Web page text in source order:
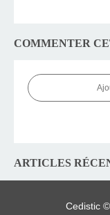
COMMENTER
ARTICLES
Cedistic